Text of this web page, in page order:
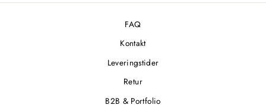
FAQ
Kontakt
Leveringstider
Retur
B2B & Portfolio